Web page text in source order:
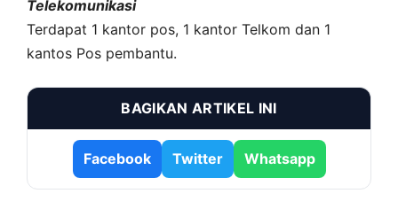
Telekomunikasi
Terdapat 1 kantor pos, 1 kantor Telkom dan 1
kantos Pos pembantu.
BAGIKAN ARTIKEL INI
Facebook Twitter Whatsapp